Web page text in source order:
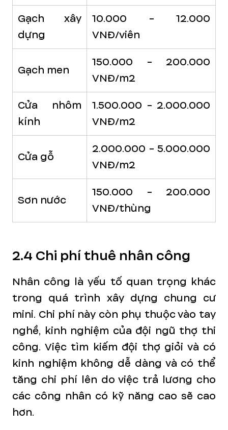
Gạch xây
dựng
10.000 - 12.000
VNĐ/viên
Gạch men
150.000 - 200.000
VNĐ/m2
Cửa nhôm
kính
1.500.000 - 2.000.000
VNĐ/m2
Cửa gỗ
2.000.000 - 5.000.000
VNĐ/m2
Sơn nước
150.000 - 200.000
VNĐ/thùng
2.4 Chi phí thuê nhân công
Nhân công là yếu tố quan trọng khác
trong quá trình xây dựng chung cư
mini. Chi phí này còn phụ thuộc vào tay
nghề, kinh nghiệm của đội ngũ thợ thi
công. Việc tìm kiếm đội thợ giỏi và có
kinh nghiệm không dễ dàng và có thể
tăng chi phí lên do việc trả lương cho
các công nhân có kỹ năng cao sẽ cao
hơn.